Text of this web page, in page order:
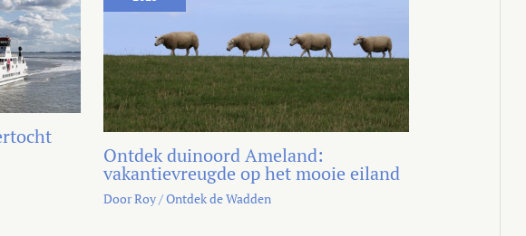
Ontdek duinoord Ameland:
vakantievreugde op het mooie eiland
DoorRoy/Ontdek de Wadden